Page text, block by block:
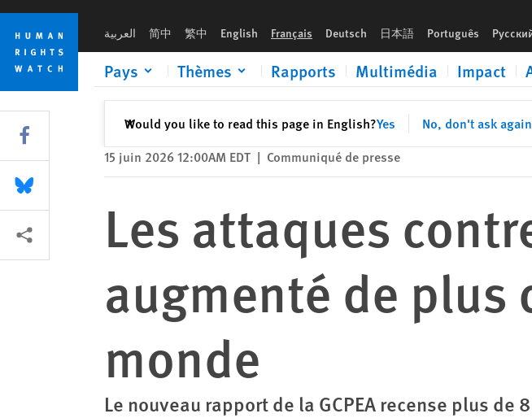
Skip
cookie
privacy
notice
Skip
main
content
العربية 简中 繁中 English Français Deutsch 日本語 Português
Pays Thèmes Rapports Multimédia Impact
Would you like to read this page in English?Yes No, don't ask again
✕Fermer
15 juin 2026 12:00AM EDT | Communiqué de presse
Les attaques
augmenté de plus
monde
Le nouveau rapport de la GCPEA recense plus
Share this via Facebook
Share this via Bluesky
Share this via Partagez